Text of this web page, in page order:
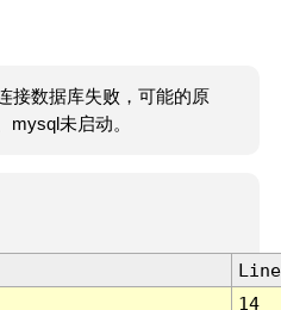
接数据库失败，可能的原
mysql未启动。
Line
14